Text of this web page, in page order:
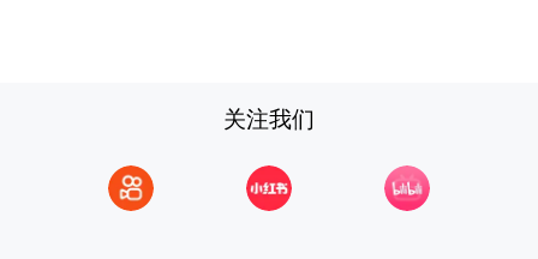
关注我们